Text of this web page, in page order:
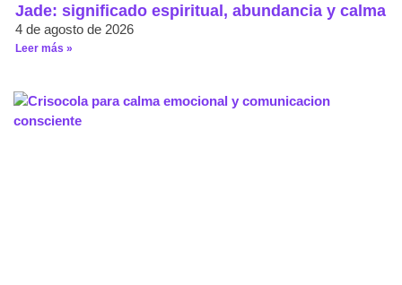
Jade: significado espiritual, abundancia y calma
4 de agosto de 2026
Leer más »